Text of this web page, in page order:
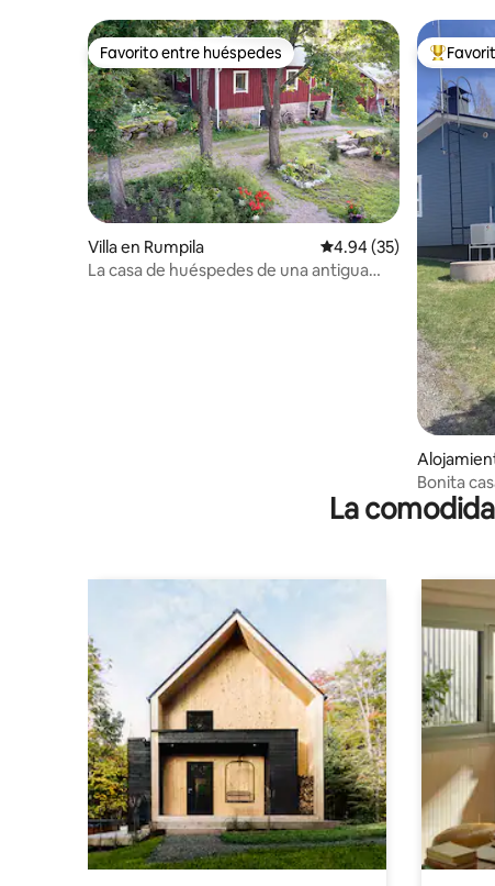
Favorito entre huéspedes
Favorito entre huéspedes
Villa en Rumpila Calificación promedio:
4.94 (35)
La casa de huéspedes de una antigua
Favorito
Bonita
La